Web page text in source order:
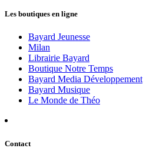
Les boutiques en ligne
Bayard Jeunesse
Milan
Librairie Bayard
Boutique Notre Temps
Bayard Media Développement
Bayard Musique
Le Monde de Théo
Contact